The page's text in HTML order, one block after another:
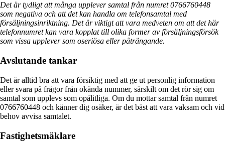
Det är tydligt att många upplever samtal från numret 0766760448
som negativa och att det kan handla om telefonsamtal med
försäljningsinriktning. Det är viktigt att vara medveten om att det här
telefonnumret kan vara kopplat till olika former av försäljningsförsök
som vissa upplever som oseriösa eller påträngande.
Avslutande tankar
Det är alltid bra att vara försiktig med att ge ut personlig information
eller svara på frågor från okända nummer, särskilt om det rör sig om
samtal som upplevs som opålitliga. Om du mottar samtal från numret
0766760448 och känner dig osäker, är det bäst att vara vaksam och vid
behov avvisa samtalet.
Fastighetsmäklare